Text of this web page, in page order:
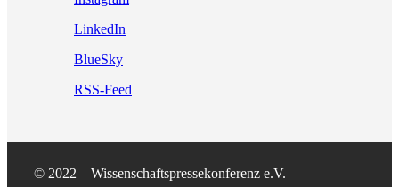
LinkedIn
BlueSky
RSS-Feed
© 2022 – Wissenschaftspressekonferenz e.V.